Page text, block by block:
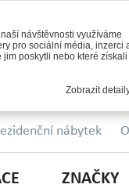
nábytek
ZNAČKY
návštěvnosti využíváme
pro sociální média, inzerci
poskytli nebo které získali
Zobrazit